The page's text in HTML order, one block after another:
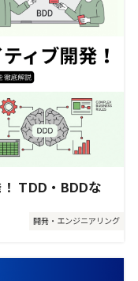
開発・エンジニアリング
TDD・BDDな